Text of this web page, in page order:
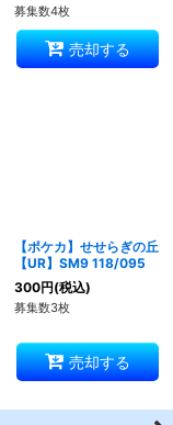
募集数4枚
売却する
【ポケカ】せせらぎの丘
【UR】SM9 118/095
300円(税込)
募集数3枚
売却する